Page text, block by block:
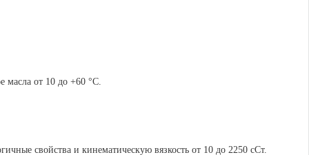
от 10 до +60 °C.
свойства и кинематическую вязкость от 10 до 2250 сСт.